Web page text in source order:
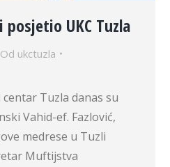
UKC Tuzla
Od ukctuzla
Tuzla danas su
Vahid-ef. Fazlović,
medrese u Tuzli
Muftijstva